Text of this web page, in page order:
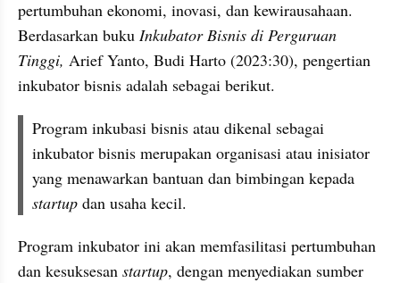
pertumbuhan ekonomi, inovasi, dan kewirausahaan.
Berdasarkan buku Inkubator Bisnis di Perguruan
Tinggi, Arief Yanto, Budi Harto (2023:30), pengertian
inkubator bisnis adalah sebagai berikut.
Program inkubasi bisnis atau dikenal sebagai
inkubator bisnis merupakan organisasi atau inisiator
startup dan usaha kecil.
Program inkubator ini akan memfasilitasi pertumbuhan
dan kesuksesan startup, dengan menyediakan sumber